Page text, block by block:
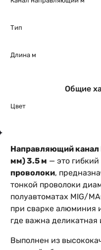
Тип
Длина м
Общие
Цвет
Направляющий канал
мм) 3.5 м — это гибкий
проволоки,
тонкой проволоки
полуавтоматах MIG/
при сварке алюминия
где важна деликатная
Выполнен из